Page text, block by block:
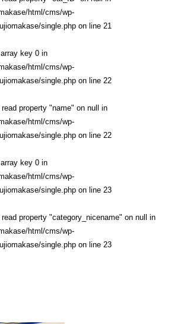
html/cms/wp-
single.php on line 21
key 0 in
html/cms/wp-
single.php on line 22
property "name" on null in
html/cms/wp-
single.php on line 22
key 0 in
html/cms/wp-
single.php on line 23
property "category_nicename" on null in
html/cms/wp-
single.php on line 23